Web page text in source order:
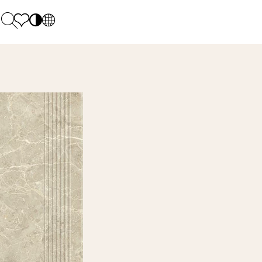
DE
UK
RU
Pondelok - piatok: 9.00 - 17.00
Sobota: 10.00 - 14.00
55 66 77